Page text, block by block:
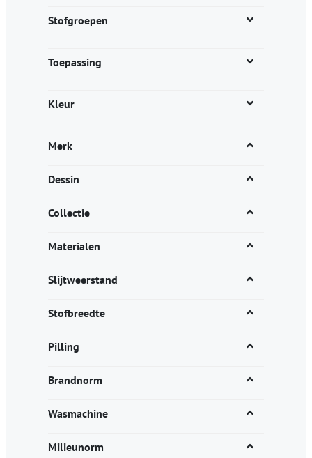
Stofgroepen
Toepassing
Kleur
Merk
Dessin
Collectie
Materialen
Slijtweerstand
Stofbreedte
Pilling
Brandnorm
Wasmachine
Milieunorm
productpagina